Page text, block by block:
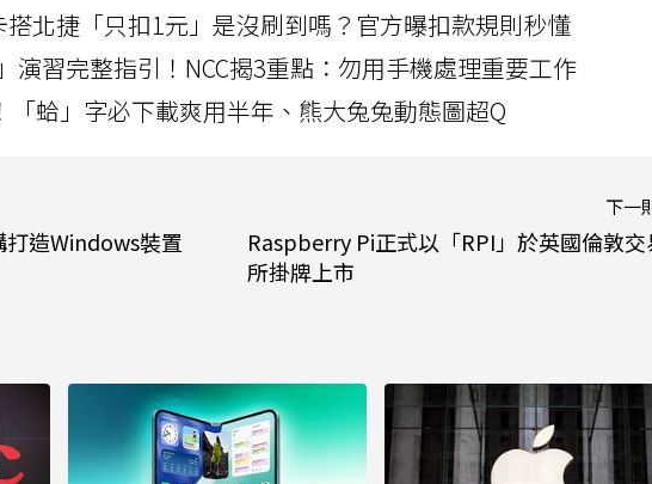
搭北捷「只扣1元」是沒刷到嗎？官方曝扣款規則秒懂
演習完整指引！NCC揭3重點：勿用手機處理重要工作
「蛤」字必下載爽用半年、熊大兔兔動態圖超Q
造Windows裝置
下一
Raspberry Pi正式以「RPI」於英國倫敦交
所掛牌上市